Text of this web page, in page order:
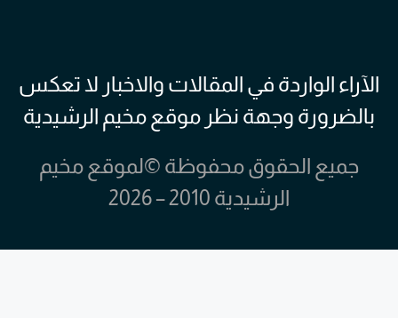
الآراء الواردة في المقالات والاخبار لا تعكس
بالضرورة وجهة نظر موقع مخيم الرشيدية
جميع الحقوق محفوظة ©لموقع مخيم
الرشيدية 2010 – 2026